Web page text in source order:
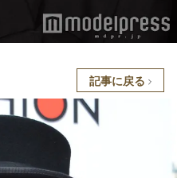
記事に戻る